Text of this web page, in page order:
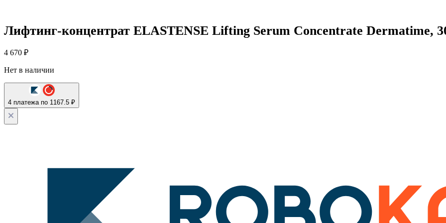
Лифтинг-концентрат ELASTENSE Lifting Serum Concentrate Dermatime,
4 670 ₽
Нет в наличии
4 платежа по 1167.5 ₽